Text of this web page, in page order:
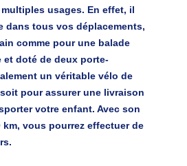
usages. En effet, il
dans tous vos déplacements,
comme pour une balade
et doté de deux porte-
un véritable vélo de
pour assurer une livraison
votre enfant. Avec son
km, vous pourrez effectuer de